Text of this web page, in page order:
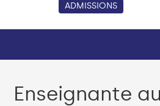
ADMISSIONS
Enseignante